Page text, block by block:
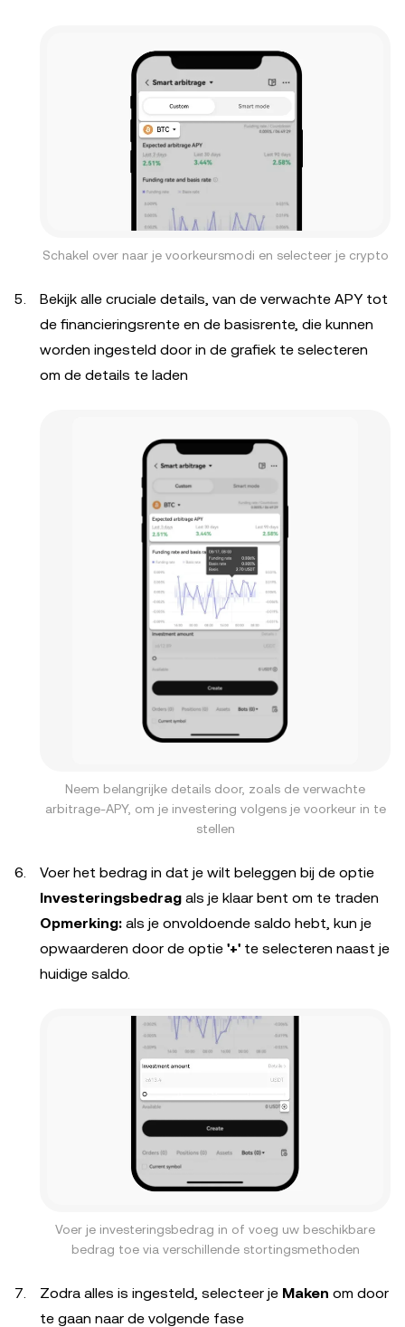
Schakel over naar je voorkeursmodi en selecteer je crypto
Bekijk alle cruciale details, van de verwachte APY tot
de financieringsrente en de basisrente, die kunnen
worden ingesteld door in de grafiek te selecteren
om de details te laden
Neem belangrijke details door, zoals de verwachte
arbitrage-APY, om je investering volgens je voorkeur in te
stellen
Voer het bedrag in dat je wilt beleggen bij de optie
Investeringsbedrag als je klaar bent om te traden
Opmerking: als je onvoldoende saldo hebt, kun je
opwaarderen door de optie '+' te selecteren naast je
huidige saldo.
Voer je investeringsbedrag in of voeg uw beschikbare
bedrag toe via verschillende stortingsmethoden
Zodra alles is ingesteld, selecteer je Maken om door
te gaan naar de volgende fase